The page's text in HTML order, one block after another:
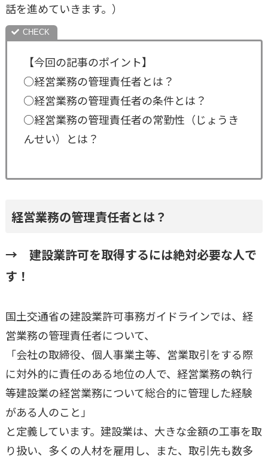
話を進めていきます。）
【今回の記事のポイント】
○経営業務の管理責任者とは？
○経営業務の管理責任者の条件とは？
○経営業務の管理責任者の常勤性（じょうき
んせい）とは？
経営業務の管理責任者とは？
→ 建設業許可を取得するには絶対必要な人で
す！
国土交通省の建設業許可事務ガイドラインでは、経
営業務の管理責任者について、
「会社の取締役、個人事業主等、営業取引をする際
に対外的に責任のある地位の人で、経営業務の執行
等建設業の経営業務について総合的に管理した経験
がある人のこと」
と定義しています。建設業は、大きな金額の工事を取
り扱い、多くの人材を雇用し、また、取引先も数多